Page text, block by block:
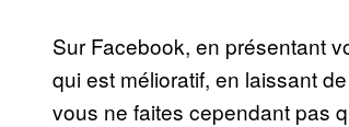
Sur Facebook, en présentant
qui est mélioratif, en laissant
vous ne faites cependant pas